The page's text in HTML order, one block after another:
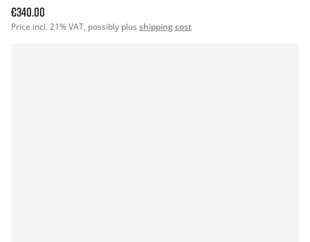
€340.00
Price incl. 21% VAT, possibly plus shipping cost